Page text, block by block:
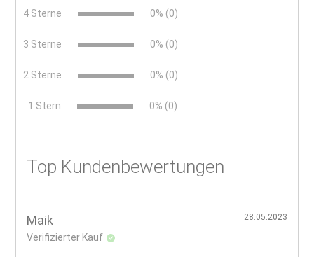
4 Sterne 0% (0)
3 Sterne 0% (0)
2 Sterne 0% (0)
1 Stern 0% (0)
Top Kundenbewertungen
Maik
Verifizierter Kauf
28.05.2023